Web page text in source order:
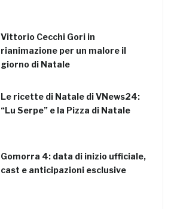
Vittorio Cecchi Gori in
rianimazione per un malore il
giorno di Natale
Le ricette di Natale di VNews24:
“Lu Serpe” e la Pizza di Natale
Gomorra 4: data di inizio ufficiale,
cast e anticipazioni esclusive